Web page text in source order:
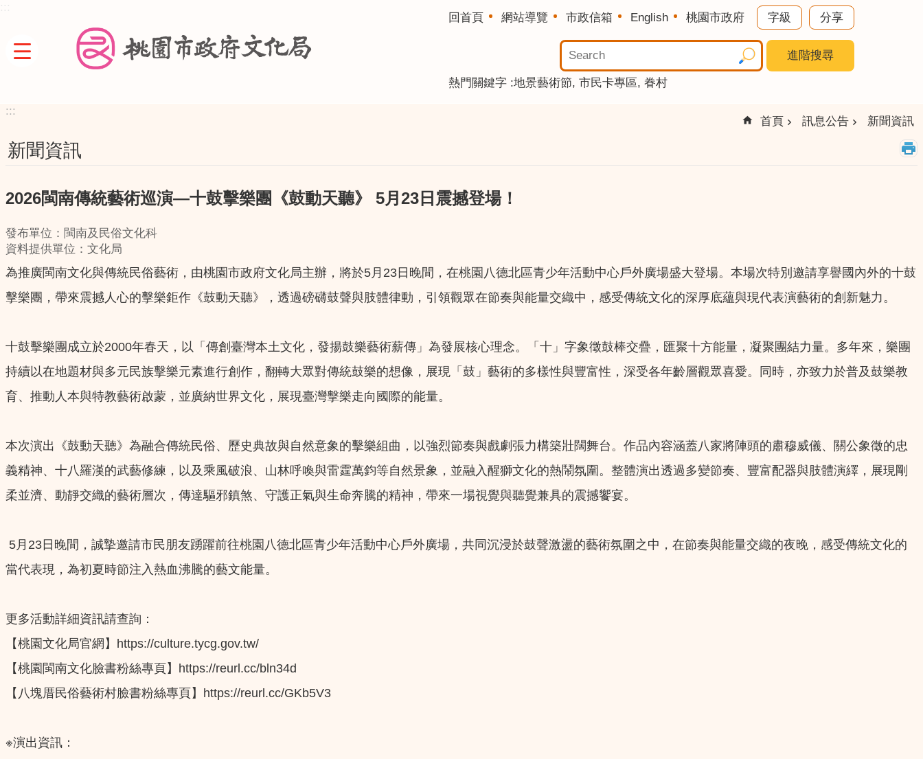
回首頁 網站導覽 市政信箱 English 桃園市政府 字級 分享
進階搜尋
熱門關鍵字 地景藝術節 市民卡專區 眷村
:::
首頁 訊息公告 新聞資訊
新聞資訊
2026閩南傳統藝術巡演—十鼓擊樂團《鼓動天聽》 5月23日震撼登場！
發布單位：閩南及民俗文化科
資料提供單位：文化局
為推廣閩南文化與傳統民俗藝術，由桃園市政府文化局主辦，將於5月23日晚間，在桃園八德北區青少年活動中心戶外廣場盛大登場。本場次特別邀請享譽國內外的十鼓
擊樂團，帶來震撼人心的擊樂鉅作《鼓動天聽》，透過磅礴鼓聲與肢體律動，引領觀眾在節奏與能量交織中，感受傳統文化的深厚底蘊與現代表演藝術的創新魅力。
十鼓擊樂團成立於2000年春天，以「傳創臺灣本土文化，發揚鼓樂藝術薪傳」為發展核心理念。「十」字象徵鼓棒交疊，匯聚十方能量，凝聚團結力量。多年來，樂團
持續以在地題材與多元民族擊樂元素進行創作，翻轉大眾對傳統鼓樂的想像，展現「鼓」藝術的多樣性與豐富性，深受各年齡層觀眾喜愛。同時，亦致力於普及鼓樂教
育、推動人本與特教藝術啟蒙，並廣納世界文化，展現臺灣擊樂走向國際的能量。
本次演出《鼓動天聽》為融合傳統民俗、歷史典故與自然意象的擊樂組曲，以強烈節奏與戲劇張力構築壯闊舞台。作品內容涵蓋八家將陣頭的肅穆威儀、關公象徵的忠
義精神、十八羅漢的武藝修練，以及乘風破浪、山林呼喚與雷霆萬鈞等自然景象，並融入醒獅文化的熱鬧氛圍。整體演出透過多變節奏、豐富配器與肢體演繹，展現剛
柔並濟、動靜交織的藝術層次，傳達驅邪鎮煞、守護正氣與生命奔騰的精神，帶來一場視覺與聽覺兼具的震撼饗宴。
5月23日晚間，誠摯邀請市民朋友踴躍前往桃園八德北區青少年活動中心戶外廣場，共同沉浸於鼓聲激盪的藝術氛圍之中，在節奏與能量交織的夜晚，感受傳統文化的
當代表現，為初夏時節注入熱血沸騰的藝文能量。
更多活動詳細資訊請查詢：
【桃園文化局官網】https://culture.tycg.gov.tw/
【桃園閩南文化臉書粉絲專頁】https://reurl.cc/bln34d
【八塊厝民俗藝術村臉書粉絲專頁】https://reurl.cc/GKb5V3
※演出資訊：